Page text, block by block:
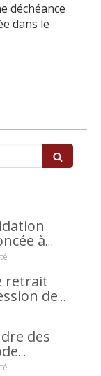
déchéance
dans le
à
retrait
de
des